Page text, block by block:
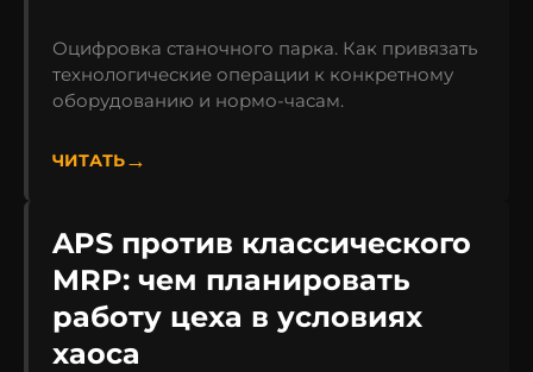
Оцифровка станочного парка. Как привязать
технологические операции к конкретному
оборудованию и нормо-часам.
ЧИТАТЬ
APS против классического
MRP: чем планировать
работу цеха в условиях
хаоса